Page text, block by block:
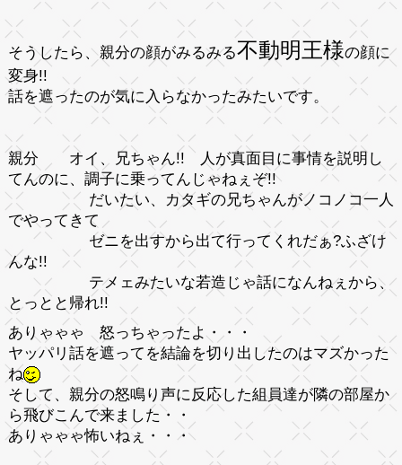
そうしたら、親分の顔がみるみる不動明王様の顔に
変身!!
話を遮ったのが気に入らなかったみたいです。
親分
オイ、兄ちゃん!! 人が真面目に事情を説明し
てんのに、調子に乗ってんじゃねぇぞ!!
だいたい、カタギの兄ちゃんがノコノコ一人
でやってきて
ゼニを出すから出て行ってくれだぁ?ふざけ
んな!!
テメェみたいな若造じゃ話になんねぇから、
とっとと帰れ!!
ありゃゃゃ 怒っちゃったよ・・・
ヤッパリ話を遮ってを結論を切り出したのはマズかった
ね
そして、親分の怒鳴り声に反応した組員達が隣の部屋か
ら飛びこんで来ました・・
ありゃゃゃ怖いねぇ・・・